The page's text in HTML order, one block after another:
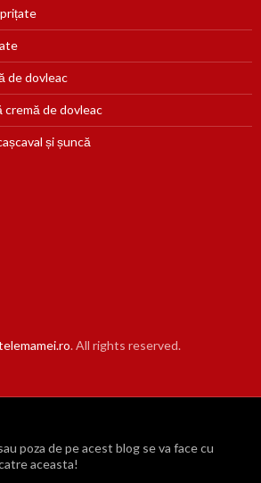
de dovleac
cremă de dovleac
și șuncă
. All rights reserved.
poza de pe acest blog se va face cu
aceasta!